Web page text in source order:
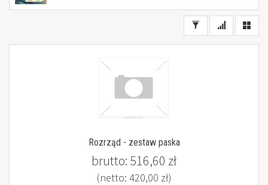
Rozrząd - zestaw paska
brutto: 516,60 zł
(netto: 420,00 zł)